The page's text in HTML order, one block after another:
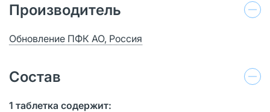
Производитель
Обновление ПФК АО, Россия
Состав
1 таблетка содержит: